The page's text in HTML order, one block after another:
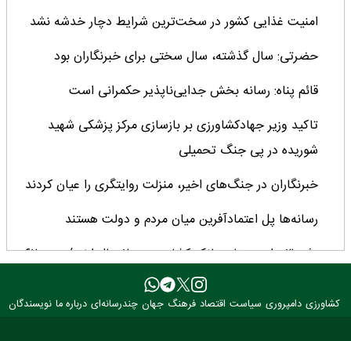
امنیت غذایی کشور در سخت‌ترین شرایط دچار خدشه نشد
حضرتی: سال گذشته، سال سختی برای خبرنگاران بود
قائم پناه: رسانه بخش جدایی‌ناپذیر حکمرانی است
تاکید وزیر جهادکشاورزی بر بازسازی مرکز پزشکی شهید
شوریده در پی جنگ تحمیلی
خبرنگاران در جنگ‌های اخیر، منزلت روایتگری را عیان کردند
رسانه‌ها پل اعتمادآفرین میان مردم و دولت هستند
رشد ۳ برابری منابع بانک کشاورزی در ۲ سال اخیر/ سهم ۶۲
درصدی این بانک از تأمین مالی بخش کشاورزی
تحول نظام قیمت‌گذاری، کیفیت تولیدات را متحول کرد/کشاورزی دامپروری سیاست اقتصاد فرهنگ جهان چندرسانه‌ای درباره ما نویسندگان